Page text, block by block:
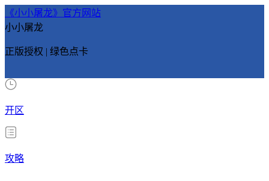
《小小屠龙》官方网站
小小屠龙
正版授权 | 绿色点卡
开区
攻略